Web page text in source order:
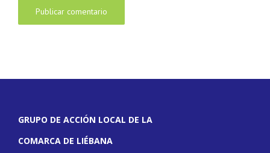
GRUPO DE ACCIÓN LOCAL DE LA
COMARCA DE LIÉBANA